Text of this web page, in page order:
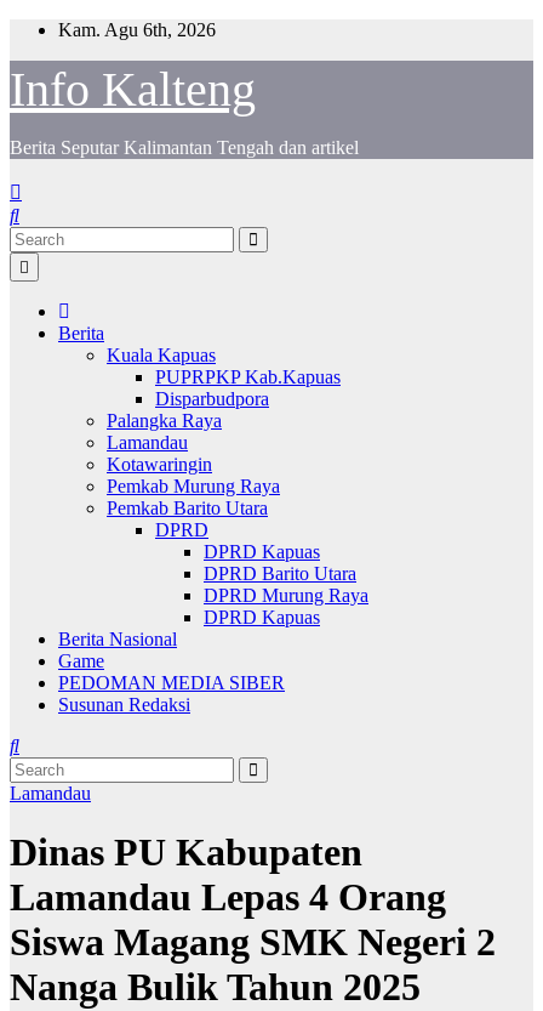
Skip
content
Kam. Agu 6th, 2026
Info Kalteng
Berita Seputar Kalimantan Tengah dan artikel
Berita
Kuala Kapuas
PUPRPKP Kab.Kapuas
Disparbudpora
Palangka Raya
Lamandau
Kotawaringin
Pemkab Murung Raya
Pemkab Barito Utara
DPRD
DPRD Kapuas
DPRD Barito Utara
DPRD Murung Raya
DPRD Kapuas
Berita Nasional
Game
PEDOMAN MEDIA SIBER
Susunan Redaksi
Lamandau
Dinas PU Kabupaten
Lamandau Lepas 4 Orang
Siswa Magang SMK Negeri 2
Nanga Bulik Tahun 2025